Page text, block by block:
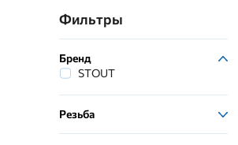
Фильтры
Бренд
STOUT
Резьба